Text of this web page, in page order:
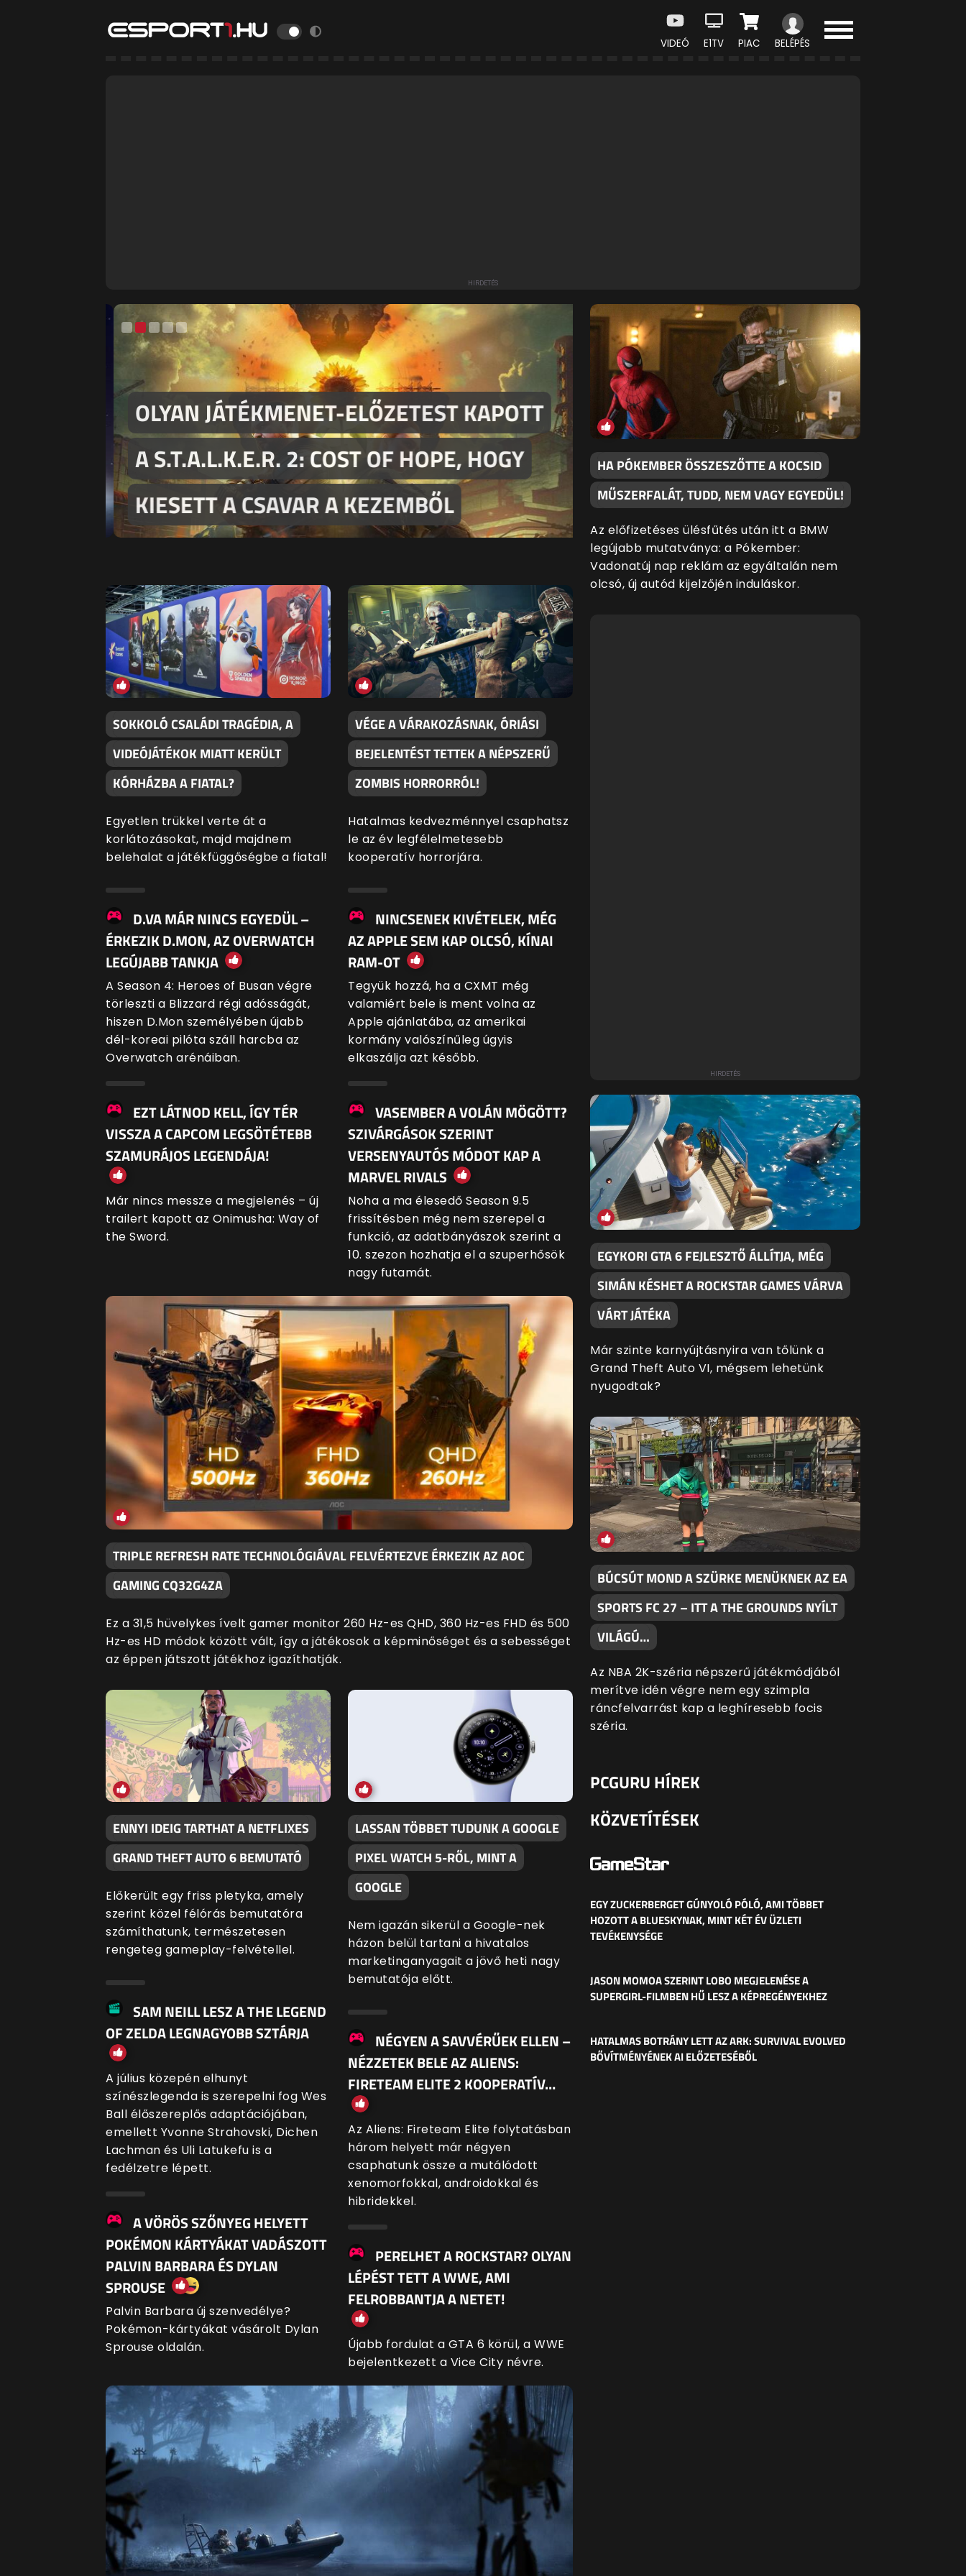
VIDEÓ E1TV PIAC BELÉPÉS
OLYAN JÁTÉKMENET-ELŐZETEST KAPOTT
A S.T.A.L.K.E.R. 2: COST OF HOPE, HOGY
KIESETT A CSAVAR A KEZEMBŐL
20 EURÓ HELYETT MOST INGYEN A
LEHET A FANTASZTIKUS
MATRICÁKKAL PROVOKÁL A SONY,
BIZTOS, HOGY BÚCSÚT INTHETÜNK A
LEMEZES JÁTÉKOKNAK
ÚJ KORSZAK KEZDŐDIK AZ EA
DE VAJON MIT NYERÜNK EZZEL MI,
JÁTÉKOSOK?
SOKKOLÓ CSALÁDI TRAGÉDIA, A
VIDEÓJÁTÉKOK MIATT KERÜLT
KÓRHÁZBA A FIATAL?
Egyetlen trükkel verte át a
korlátozásokat, majd majdnem
belehalat a játékfüggőségbe a fiatal!
D.VA MÁR NINCS EGYEDÜL –
ÉRKEZIK D.MON, AZ OVERWATCH
LEGÚJABB TANKJA
A Season 4: Heroes of Busan végre
törleszti a Blizzard régi adósságát,
hiszen D.Mon személyében újabb
dél-koreai pilóta száll harcba az
Overwatch arénáiban.
EZT LÁTNOD KELL, ÍGY TÉR
VISSZA A CAPCOM LEGSÖTÉTEBB
SZAMURÁJOS LEGENDÁJA!
Már nincs messze a megjelenés – új
trailert kapott az Onimusha: Way of
the Sword.
VÉGE A VÁRAKOZÁSNAK, ÓRIÁSI
BEJELENTÉST TETTEK A NÉPSZERŰ
ZOMBIS HORRORRÓL!
Hatalmas kedvezménnyel csaphatsz
le az év legfélelmetesebb
kooperatív horrorjára.
NINCSENEK KIVÉTELEK, MÉG
AZ APPLE SEM KAP OLCSÓ, KÍNAI
RAM-OT
Tegyük hozzá, ha a CXMT még
valamiért bele is ment volna az
Apple ajánlatába, az amerikai
kormány valószínűleg úgyis
elkaszálja azt később.
VASEMBER A VOLÁN MÖGÖTT?
SZIVÁRGÁSOK SZERINT
VERSENYAUTÓS MÓDOT KAP A
MARVEL RIVALS
Noha a ma élesedő Season 9.5
frissítésben még nem szerepel a
funkció, az adatbányászok szerint a
10. szezon hozhatja el a szuperhősök
nagy futamát.
TRIPLE REFRESH RATE TECHNOLÓGIÁVAL FELVÉRTEZVE ÉRKEZIK AZ AOC
GAMING CQ32G4ZA
Ez a 31,5 hüvelykes ívelt gamer monitor 260 Hz-es QHD, 360 Hz-es FHD és 500
Hz-es HD módok között vált, így a játékosok a képminőséget és a sebességet
az éppen játszott játékhoz igazíthatják.
ENNYI IDEIG TARTHAT A NETFLIXES
GRAND THEFT AUTO 6 BEMUTATÓ
Előkerült egy friss pletyka, amely
szerint közel félórás bemutatóra
számíthatunk, természetesen
rengeteg gameplay-felvétellel.
SAM NEILL LESZ A THE LEGEND
OF ZELDA LEGNAGYOBB SZTÁRJA
A július közepén elhunyt
színészlegenda is szerepelni fog Wes
Ball élőszereplős adaptációjában,
emellett Yvonne Strahovski, Dichen
Lachman és Uli Latukefu is a
fedélzetre lépett.
A VÖRÖS SZŐNYEG HELYETT
POKÉMON KÁRTYÁKAT VADÁSZOTT
PALVIN BARBARA ÉS DYLAN
SPROUSE
Palvin Barbara új szenvedélye?
Pokémon-kártyákat vásárolt Dylan
Sprouse oldalán.
LASSAN TÖBBET TUDUNK A GOOGLE
PIXEL WATCH 5-RŐL, MINT A
GOOGLE
Nem igazán sikerül a Google-nek
házon belül tartani a hivatalos
marketinganyagait a jövő heti nagy
bemutatója előtt.
NÉGYEN A SAVVÉRŰEK ELLEN –
NÉZZETEK BELE AZ ALIENS:
FIRETEAM ELITE 2 KOOPERATÍV…
Az Aliens: Fireteam Elite folytatásban
három helyett már négyen
csaphatunk össze a mutálódott
xenomorfokkal, androidokkal és
hibridekkel.
PERELHET A ROCKSTAR? OLYAN
LÉPÉST TETT A WWE, AMI
FELROBBANTJA A NETET!
Újabb fordulat a GTA 6 körül, a WWE
bejelentkezett a Vice City névre.
HA PÓKEMBER ÖSSZESZŐTTE A KOCSID
MŰSZERFALÁT, TUDD, NEM VAGY EGYEDÜL!
Az előfizetéses ülésfűtés után itt a BMW
legújabb mutatványa: a Pókember:
Vadonatúj nap reklám az egyáltalán nem
olcsó, új autód kijelzőjén induláskor.
EGYKORI GTA 6 FEJLESZTŐ ÁLLÍTJA, MÉG
SIMÁN KÉSHET A ROCKSTAR GAMES VÁRVA
VÁRT JÁTÉKA
Már szinte karnyújtásnyira van tőlünk a
Grand Theft Auto VI, mégsem lehetünk
nyugodtak?
BÚCSÚT MOND A SZÜRKE MENÜKNEK AZ EA
SPORTS FC 27 – ITT A THE GROUNDS NYÍLT
VILÁGÚ…
Az NBA 2K-széria népszerű játékmódjából
merítve idén végre nem egy szimpla
ráncfelvarrást kap a leghíresebb focis
széria.
PCGURU HÍREK
KÖZVETÍTÉSEK
EGY ZUCKERBERGET GÚNYOLÓ PÓLÓ, AMI TÖBBET
HOZOTT A BLUESKYNAK, MINT KÉT ÉV ÜZLETI
TEVÉKENYSÉGE
JASON MOMOA SZERINT LOBO MEGJELENÉSE A
SUPERGIRL-FILMBEN HŰ LESZ A KÉPREGÉNYEKHEZ
HATALMAS BOTRÁNY LETT AZ ARK: SURVIVAL EVOLVED
BŐVÍTMÉNYÉNEK AI ELŐZETESÉBŐL